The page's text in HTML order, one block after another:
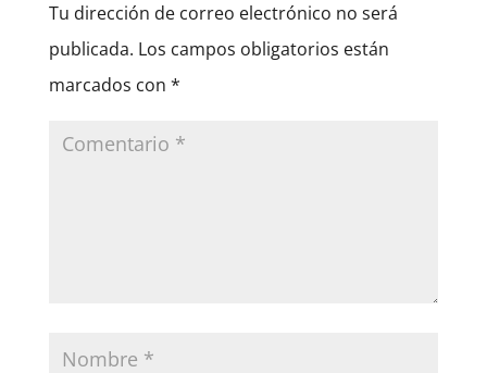
Tu dirección de correo electrónico no será
publicada. Los campos obligatorios están
marcados con *